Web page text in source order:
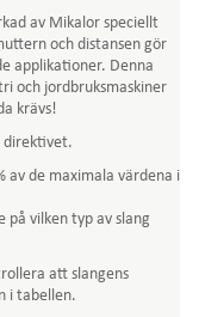
av Mikalor speciellt
och distansen gör
applikationer. Denna
och jordbruksmaskiner
krävs!
direktivet.
av de maximala värdena i
vilken typ av slang
att slangens
i tabellen.